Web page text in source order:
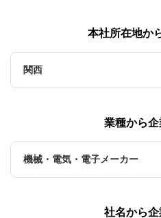
本社所在地か
関西
業種から
機械・電気・電子メーカー
社名から